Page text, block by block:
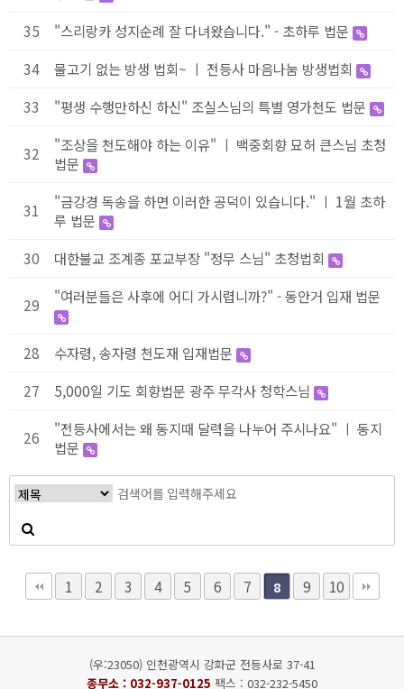
35
"스리랑카 성지순례 잘 다녀왔습니다." - 초하루 법문
34
물고기 없는 방생 법회~ ㅣ 전등사 마음나눔 방생법회
33
"평생 수행만하신 하신" 조실스님의 특별 영가천도 법문
32
"조상을 천도해야 하는 이유" ㅣ 백중회향 묘허 큰스님 초청
법문
31
"금강경 독송을 하면 이러한 공덕이 있습니다." ㅣ 1월 초하
루 법문
30
대한불교 조계종 포교부장 "정무 스님" 초청법회
29 "여러분들은 사후에 어디 가시렵니까?" - 동안거 입재 법문
28
수자령, 송자령 천도재 입재법문
27
5,000일 기도 회향법문 광주 무각사 청학스님
26
"전등사에서는 왜 동지때 달력을 나누어 주시나요" ㅣ 동지
법문
1 2 3 4 5 6 7 8 9 10
(우:23050) 인천광역시 강화군 전등사로 37-41
종무소 : 032-937-0125 팩스 : 032-232-5450